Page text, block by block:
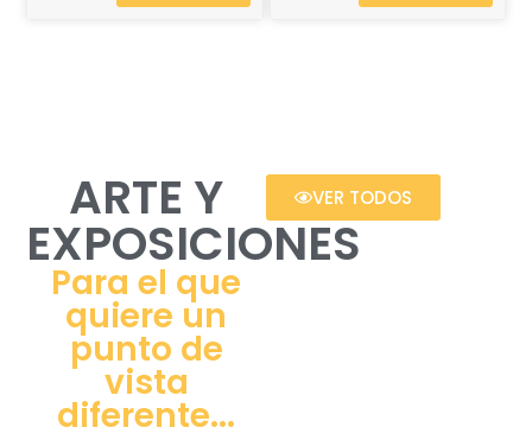
ARTE Y
EXPOSICIONES
Para el que
quiere un
punto de
vista
diferente...
VER TODOS